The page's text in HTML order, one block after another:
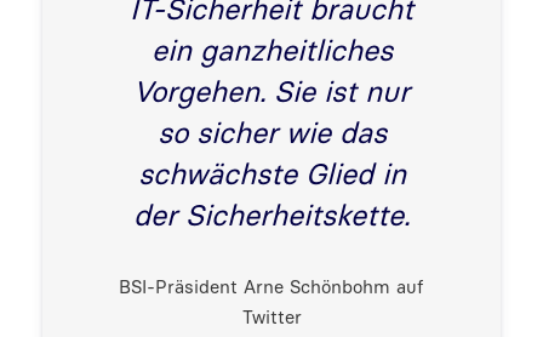
IT-Sicherheit braucht
ein ganzheitliches
Vorgehen. Sie ist nur
so sicher wie das
schwächste Glied in
der Sicherheitskette.
BSI-Präsident Arne Schönbohm auf
Twitter